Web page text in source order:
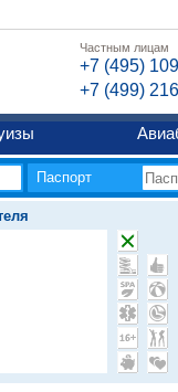
Частным лицам
+7 (495)
+7 (499)
Паспорт